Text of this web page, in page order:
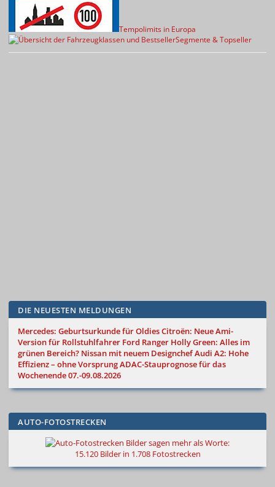
Tempolimits in Europa
Segmente & Topseller
DIE NEUESTEN MELDUNGEN
Mercedes: Geburtsurkunde für OldiesCitroën: Neue Ami-
Version für Rollstuhlfahrer Ford Ranger Holly Green: Alles im
grünen Bereich? Nissan mit neuem DesignchefAudi A2: Hohe
Effizienz – ohne VorsprungADAC-Stauprognose für das
Wochenende 07.-09.08.2026
AUTO-FOTOSTRECKEN
Bilder sagen mehr als Worte:
15.120 Bilder in 1.708 Fotostrecken